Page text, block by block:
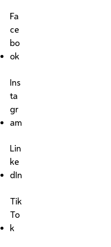
Fa
ce
bo
ok
Ins
ta
gr
am
Lin
ke
dIn
Tik
To
k